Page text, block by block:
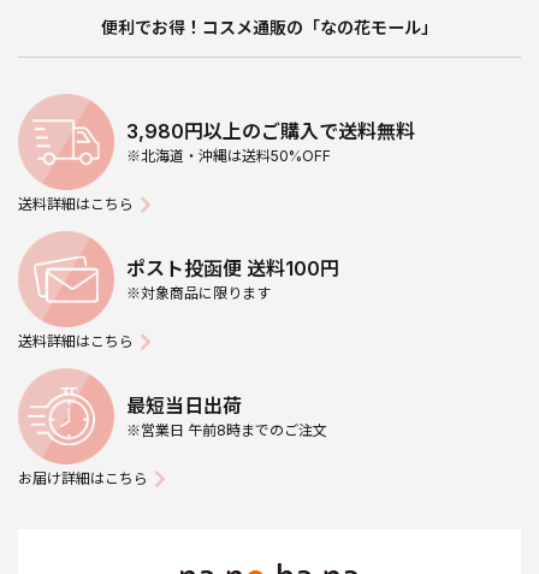
便利でお得！コスメ通販の「なの花モール」
3,980円以上のご購入で送料無料
※北海道・沖縄は送料50%OFF
送料詳細はこちら
ポスト投函便 送料100円
※対象商品に限ります
送料詳細はこちら
最短当日出荷
※営業日 午前8時までのご注文
お届け詳細はこちら